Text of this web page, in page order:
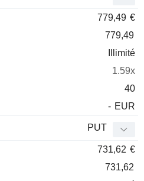
779,49 €
779,49
Illimité
1.59x
40
- EUR
PUT
731,62 €
731,62